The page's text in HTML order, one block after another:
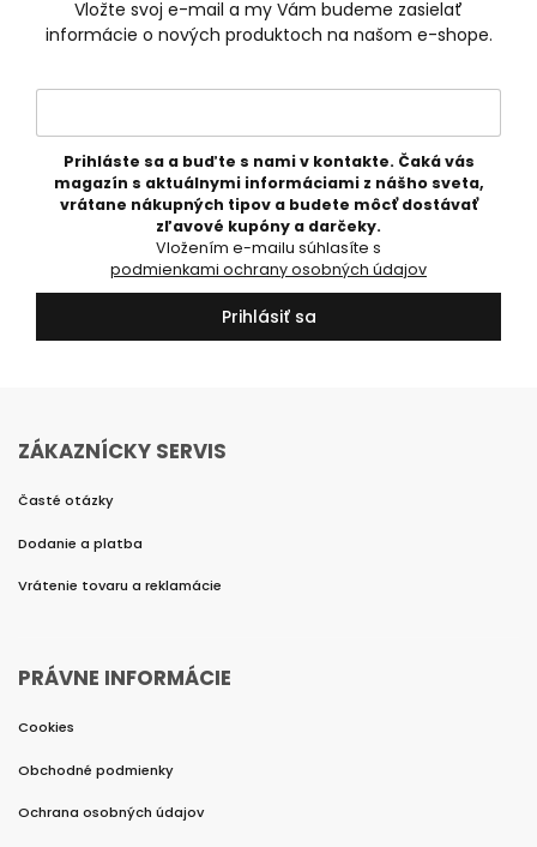
Vložte svoj e-mail a my Vám budeme zasielať
informácie o nových produktoch na našom e-shope.
Prihláste sa a buďte s nami v kontakte. Čaká vás
magazín s aktuálnymi informáciami z nášho sveta,
vrátane nákupných tipov a budete môcť dostávať
zľavové kupóny a darčeky.
podmienkami ochrany osobných údajov
Prihlásiť sa
ZÁKAZNÍCKY SERVIS
Časté otázky
Dodanie a platba
Vrátenie tovaru a reklamácie
PRÁVNE INFORMÁCIE
Cookies
Obchodné podmienky
Ochrana osobných údajov